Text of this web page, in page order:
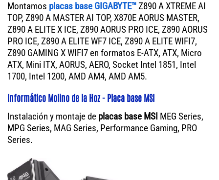
Montamos placas base GIGABYTE™Z890 A XTREME AI
TOP, Z890 A MASTER AI TOP, X870E AORUS MASTER,
Z890 A ELITE X ICE, Z890 AORUS PRO ICE, Z890 AORUS
PRO ICE, Z890 A ELITE WF7 ICE, Z890 A ELITE WIFI7,
Z890 GAMING X WIFI7 en formatos E-ATX, ATX, Micro
ATX, Mini ITX, AORUS, AERO, Socket Intel 1851, Intel
1700, Intel 1200, AMD AM4, AMD AM5.
Informático Molino de la Hoz - Placa base MSI
Instalación y montaje de placas base MSI MEG Series,
MPG Series, MAG Series, Performance Gaming, PRO
Series.